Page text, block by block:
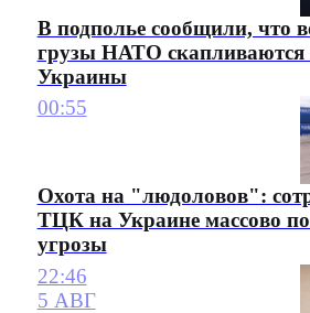
В подполье сообщили, что
грузы НАТО скапливаются
Украины
00:55
Охота на "людоловов":
ТЦК на Украине массово
угрозы
22:46
5 АВГ